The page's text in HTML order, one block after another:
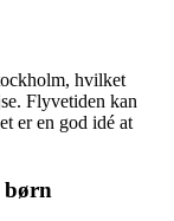
hvilket
Flyvetiden kan
er en god idé at
børn